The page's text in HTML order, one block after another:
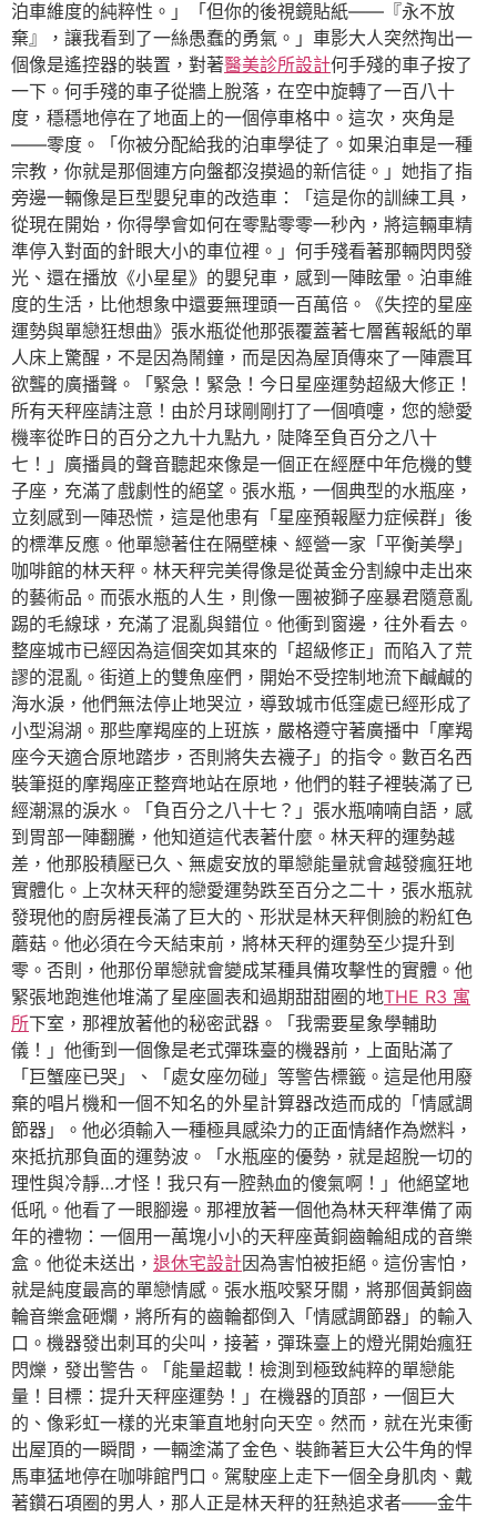
泊車維度的純粹性。」「但你的後視鏡貼紙——『永不放
棄』，讓我看到了一絲愚蠢的勇氣。」車影大人突然掏出一
個像是遙控器的裝置，對著醫美診所設計何手殘的車子按了
一下。何手殘的車子從牆上脫落，在空中旋轉了一百八十
度，穩穩地停在了地面上的一個停車格中。這次，夾角是
——零度。「你被分配給我的泊車學徒了。如果泊車是一種
宗教，你就是那個連方向盤都沒摸過的新信徒。」她指了指
旁邊一輛像是巨型嬰兒車的改造車：「這是你的訓練工具，
從現在開始，你得學會如何在零點零零一秒內，將這輛車精
準停入對面的針眼大小的車位裡。」何手殘看著那輛閃閃發
光、還在播放《小星星》的嬰兒車，感到一陣眩暈。泊車維
度的生活，比他想象中還要無理頭一百萬倍。《失控的星座
運勢與單戀狂想曲》張水瓶從他那張覆蓋著七層舊報紙的單
人床上驚醒，不是因為鬧鐘，而是因為屋頂傳來了一陣震耳
欲聾的廣播聲。「緊急！緊急！今日星座運勢超級大修正！
所有天秤座請注意！由於月球剛剛打了一個噴嚏，您的戀愛
機率從昨日的百分之九十九點九，陡降至負百分之八十
七！」廣播員的聲音聽起來像是一個正在經歷中年危機的雙
子座，充滿了戲劇性的絕望。張水瓶，一個典型的水瓶座，
立刻感到一陣恐慌，這是他患有「星座預報壓力症候群」後
的標準反應。他單戀著住在隔壁棟、經營一家「平衡美學」
咖啡館的林天秤。林天秤完美得像是從黃金分割線中走出來
的藝術品。而張水瓶的人生，則像一團被獅子座暴君隨意亂
踢的毛線球，充滿了混亂與錯位。他衝到窗邊，往外看去。
整座城市已經因為這個突如其來的「超級修正」而陷入了荒
謬的混亂。街道上的雙魚座們，開始不受控制地流下鹹鹹的
海水淚，他們無法停止地哭泣，導致城市低窪處已經形成了
小型潟湖。那些摩羯座的上班族，嚴格遵守著廣播中「摩羯
座今天適合原地踏步，否則將失去襪子」的指令。數百名西
裝筆挺的摩羯座正整齊地站在原地，他們的鞋子裡裝滿了已
經潮濕的淚水。「負百分之八十七？」張水瓶喃喃自語，感
到胃部一陣翻騰，他知道這代表著什麼。林天秤的運勢越
差，他那股積壓已久、無處安放的單戀能量就會越發瘋狂地
實體化。上次林天秤的戀愛運勢跌至百分之二十，張水瓶就
發現他的廚房裡長滿了巨大的、形狀是林天秤側臉的粉紅色
蘑菇。他必須在今天結束前，將林天秤的運勢至少提升到
零。否則，他那份單戀就會變成某種具備攻擊性的實體。他
緊張地跑進他堆滿了星座圖表和過期甜甜圈的地THE R3 寓
所下室，那裡放著他的秘密武器。「我需要星象學輔助
儀！」他衝到一個像是老式彈珠臺的機器前，上面貼滿了
「巨蟹座已哭」、「處女座勿碰」等警告標籤。這是他用廢
棄的唱片機和一個不知名的外星計算器改造而成的「情感調
節器」。他必須輸入一種極具感染力的正面情緒作為燃料，
來抵抗那負面的運勢波。「水瓶座的優勢，就是超脫一切的
理性與冷靜…才怪！我只有一腔熱血的傻氣啊！」他絕望地
低吼。他看了一眼腳邊。那裡放著一個他為林天秤準備了兩
年的禮物：一個用一萬塊小小的天秤座黃銅齒輪組成的音樂
盒。他從未送出， 退休宅設計因為害怕被拒絕。這份害怕，
就是純度最高的單戀情感。張水瓶咬緊牙關，將那個黃銅齒
輪音樂盒砸爛，將所有的齒輪都倒入「情感調節器」的輸入
口。機器發出刺耳的尖叫，接著，彈珠臺上的燈光開始瘋狂
閃爍，發出警告。「能量超載！檢測到極致純粹的單戀能
量！目標：提升天秤座運勢！」在機器的頂部，一個巨大
的、像彩虹一樣的光束筆直地射向天空。然而，就在光束衝
出屋頂的一瞬間，一輛塗滿了金色、裝飾著巨大公牛角的悍
馬車猛地停在咖啡館門口。駕駛座上走下一個全身肌肉、戴
著鑽石項圈的男人，那人正是林天秤的狂熱追求者——金牛